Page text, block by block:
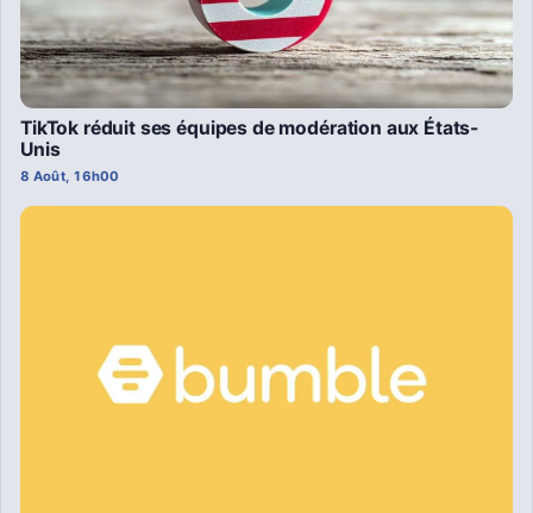
TikTok réduit ses équipes de modération aux États-
Unis
8 Août, 16h00